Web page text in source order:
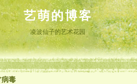
艺萌的博客
凌波仙子的艺术花园
病毒